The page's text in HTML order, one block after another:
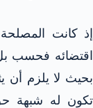
إذ كانت
اقتضائه فحسب
بحيث لا يلزم أن
تكون له شبهة